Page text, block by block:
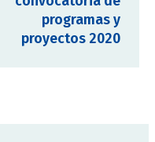
programas y
proyectos 2020